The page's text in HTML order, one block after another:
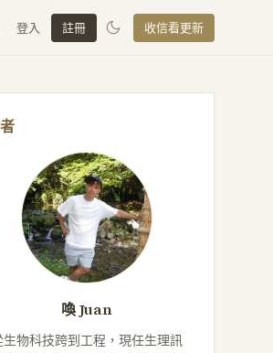
登入 註冊 收信看更新
喚 Juan
生物科技跨到工程，現任生理訊